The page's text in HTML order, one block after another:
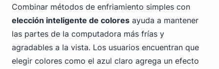
Combinar métodos de enfriamiento simples con
elección inteligente de colores ayuda a mantener
las partes de la computadora más frías y
agradables a la vista. Los usuarios encuentran que
elegir colores como el azul claro agrega un efecto